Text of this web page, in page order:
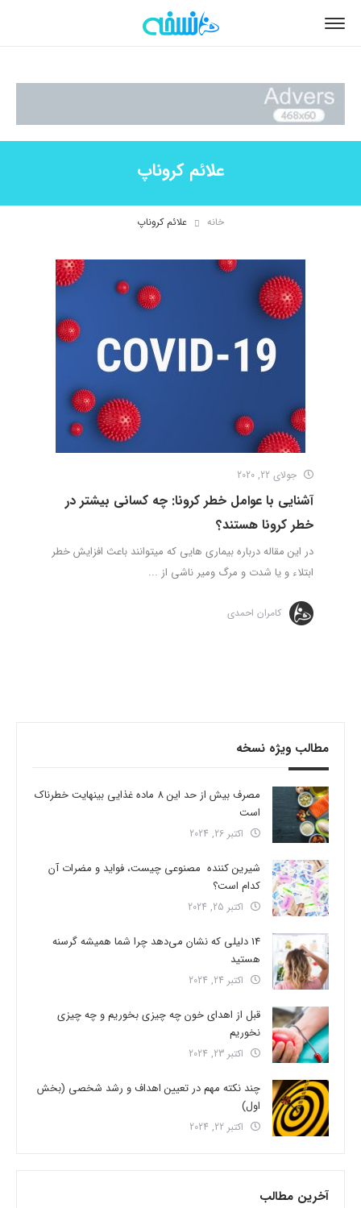
علائم کروناپ
خانه علائم کروناپ
جولای 22, 2020
آشنایی با عوامل خطر کرونا: چه کسانی بیشتر در
خطر کرونا هستند؟
در این مقاله درباره بیماری هایی که میتوانند باعث افزایش خطر
ابتلاء و یا شدت و مرگ ومیر ناشی از ...
کامران احمدی
مطالب ویژه نسخه
مصرف بیش از حد این 8 ماده غذایی بینهایت خطرناک
است
اکتبر 26, 2024
شیرین کننده مصنوعی چیست، فواید و مضرات آن
کدام است؟
اکتبر 25, 2024
14 دلیلی که نشان می‌دهد چرا شما همیشه گرسنه
هستید
اکتبر 24, 2024
قبل از اهدای خون چه چیزی بخوریم و چه چیزی
نخوریم
اکتبر 23, 2024
چند نکته مهم در تعیین اهداف و رشد شخصی (بخش
اول)
اکتبر 22, 2024
آخرین مطالب